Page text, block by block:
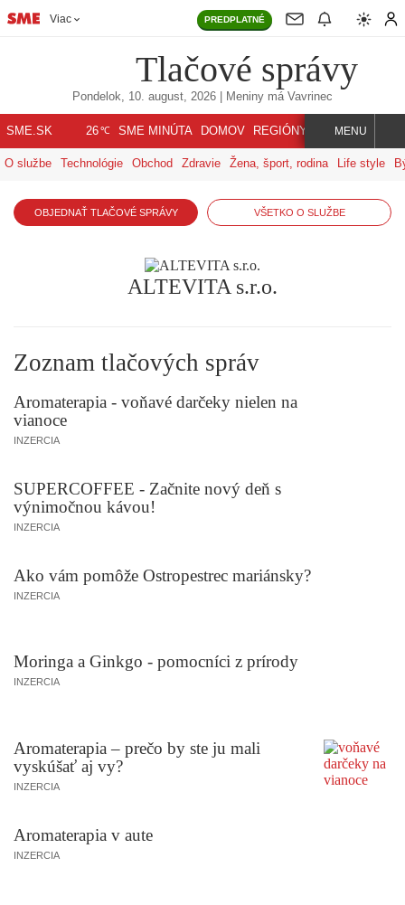
Viac PREDPLATNÉ
Tlačové správy
Pondelok, 10. august, 2026 | Meniny má Vavrinec
SME.SK 26℃ SME MINÚTA DOMOV REGIÓNY INDEX SVET
MENU
O službe Technológie Obchod Zdravie Žena, šport, rodina Life style
OBJEDNAŤ TLAČOVÉ SPRÁVY VŠETKO O SLUŽBE
ALTEVITA s.r.o.
Zoznam tlačových správ
Aromaterapia - voňavé darčeky nielen na
vianoce
INZERCIA
SUPERCOFFEE - Začnite nový deň s
výnimočnou kávou!
INZERCIA
Ako vám pomôže Ostropestrec mariánsky?
INZERCIA
Moringa a Ginkgo - pomocníci z prírody
INZERCIA
Aromaterapia – prečo by ste ju mali
vyskúšať aj vy?
INZERCIA
Aromaterapia v aute
INZERCIA